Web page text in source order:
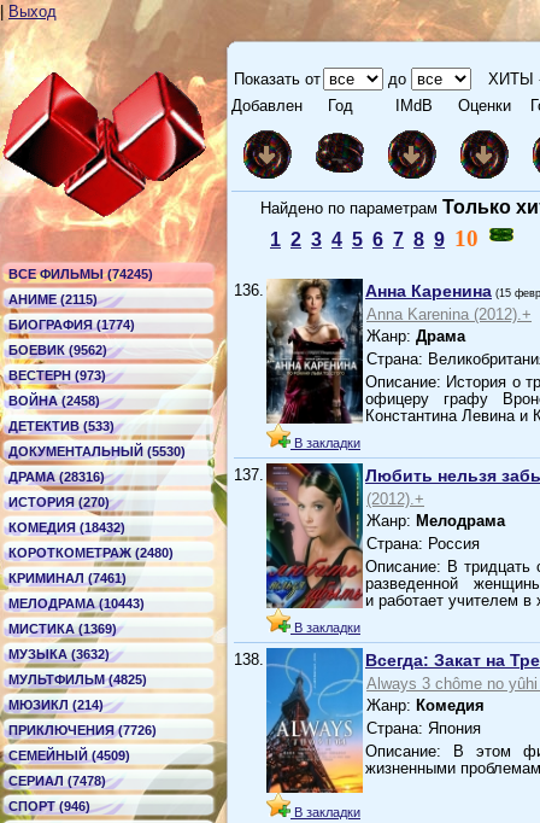
Выход
ВСЕ ФИЛЬМЫ (74245)
АНИМЕ (2115)
БИОГРАФИЯ (1774)
БОЕВИК (9562)
ВЕСТЕРН (973)
ВОЙНА (2458)
ДЕТЕКТИВ (533)
ДОКУМЕНТАЛЬНЫЙ (5530)
ДРАМА (28316)
ИСТОРИЯ (270)
КОМЕДИЯ (18432)
КОРОТКОМЕТРАЖ (2480)
КРИМИНАЛ (7461)
МЕЛОДРАМА (10443)
МИСТИКА (1369)
МУЗЫКА (3632)
МУЛЬТФИЛЬМ (4825)
МЮЗИКЛ (214)
ПРИКЛЮЧЕНИЯ (7726)
СЕМЕЙНЫЙ (4509)
СЕРИАЛ (7478)
СПОРТ (946)
Показать от до
ХИТЫ
Добавлен Год IMdB Оценки
Найдено по параметрам Только
1 2 3 4 5 6 7 8 9 10
136.
В закладки
Анна Каренина (15
Anna Karenina (2012).+
Жанр: Драма
Страна:
Описание: История о
офицеру графу
Константина Левина и
137.
В закладки
Любить нельзя
(2012).+
Жанр: Мелодрама
Страна: Россия
Описание: В
разведенной
и работает учителем в
138.
В закладки
Всегда: Закат на
Always 3 chôme no
Жанр: Комедия
Страна: Япония
Описание: В этом
жизненными